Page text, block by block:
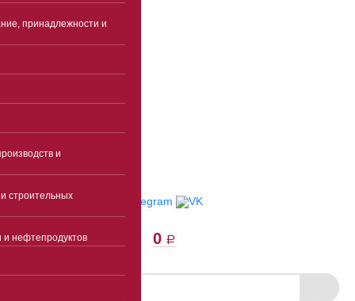
Пятница 9:00-17:00(без
перерыва)
E-mail
Пункты выдачи
Отследить заказ
0 a
принадлежности и
и
строительных
и нефтепродуктов